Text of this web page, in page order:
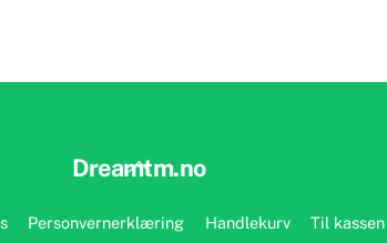
Back
Top
Dreamtm.no
Personvernerklæring Handlekurv Til kassen